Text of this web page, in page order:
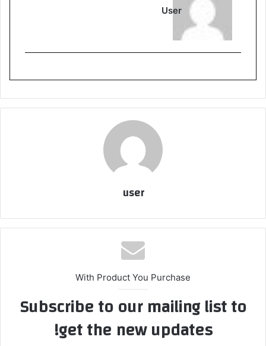
User
user
With Product You Purchase
Subscribe to our mailing list to
get the new updates!